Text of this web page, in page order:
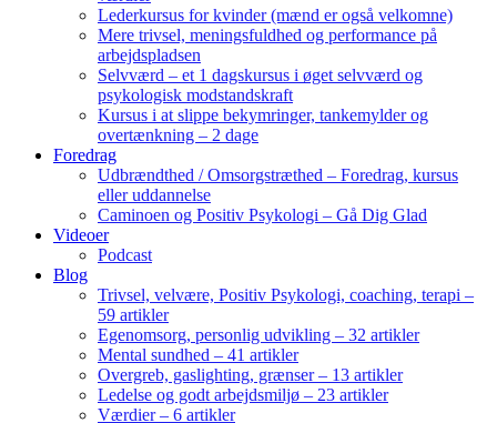
Lederkursus for kvinder (mænd er også velkomne)
Mere trivsel, meningsfuldhed og performance på
arbejdspladsen
Selvværd – et 1 dagskursus i øget selvværd og
psykologisk modstandskraft
Kursus i at slippe bekymringer, tankemylder og
overtænkning – 2 dage
Foredrag
Udbrændthed / Omsorgstræthed – Foredrag, kursus
eller uddannelse
Caminoen og Positiv Psykologi – Gå Dig Glad
Videoer
Podcast
Blog
Trivsel, velvære, Positiv Psykologi, coaching, terapi –
59 artikler
Egenomsorg, personlig udvikling – 32 artikler
Mental sundhed – 41 artikler
Overgreb, gaslighting, grænser – 13 artikler
Ledelse og godt arbejdsmiljø – 23 artikler
Værdier – 6 artikler